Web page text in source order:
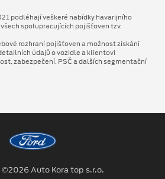
podléhají veškeré nabídky havarijního
spolupracujících pojišťoven tzv.
rozhraní pojišťoven a možnost získání
údajů o vozidle a klientovi
zabezpečení, PSČ a dalších segmentační
Auto Kora top s.r.o.